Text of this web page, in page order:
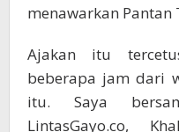
menawarkan Pantan
Ajakan itu
beberapa jam dari
itu. Saya
LintasGayo.co,